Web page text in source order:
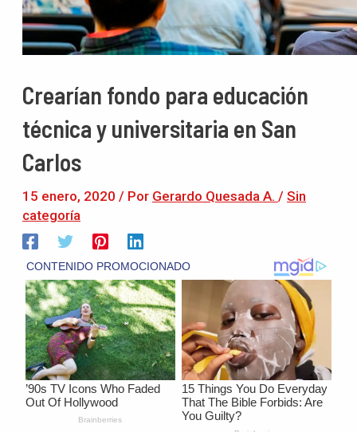
Crearían fondo para educación
técnica y universitaria en San
Carlos
15 enero, 2020 / Por Gerardo Quesada A. / Sin
categoría